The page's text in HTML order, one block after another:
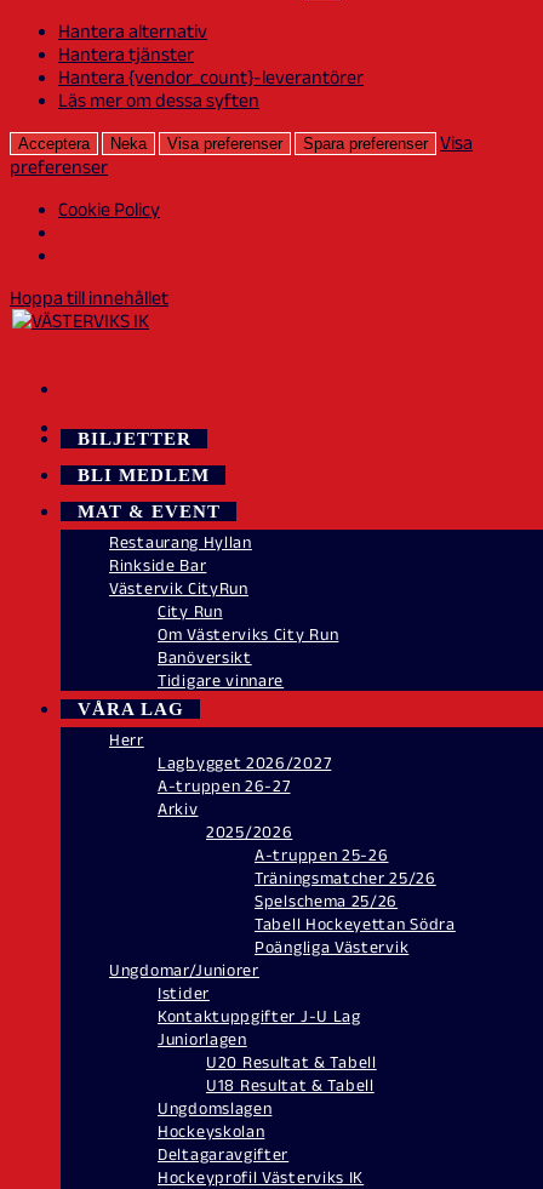
Hantera alternativ
Hantera tjänster
Hantera {vendor_count}-leverantörer
Läs mer om dessa syften
Acceptera Neka Visa preferenser Spara preferenser
Visa
preferenser
Cookie Policy
Hoppa till innehållet
BILJETTER
BLI MEDLEM
MAT & EVENT
Restaurang Hyllan
Rinkside Bar
Västervik CityRun
City Run
Om Västerviks City Run
Banöversikt
Tidigare vinnare
VÅRA LAG
Herr
Lagbygget 2026/2027
A-truppen 26-27
Arkiv
2025/2026
A-truppen 25-26
Träningsmatcher 25/26
Spelschema 25/26
Tabell Hockeyettan Södra
Poängliga Västervik
Ungdomar/Juniorer
Istider
Kontaktuppgifter J-U Lag
Juniorlagen
U20 Resultat & Tabell
U18 Resultat & Tabell
Ungdomslagen
Hockeyskolan
Deltagaravgifter
Hockeyprofil Västerviks IK